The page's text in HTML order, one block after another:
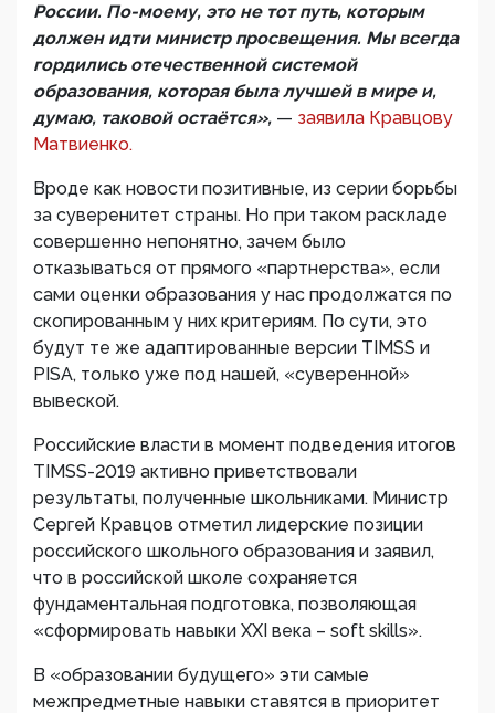
России. По-моему, это не тот путь, которым
должен идти министр просвещения. Мы всегда
гордились отечественной системой
образования, которая была лучшей в мире и,
думаю, таковой остаётся», — заявила Кравцову
Матвиенко.
Вроде как новости позитивные, из серии борьбы
за суверенитет страны. Но при таком раскладе
совершенно непонятно, зачем было
отказываться от прямого «партнерства», если
сами оценки образования у нас продолжатся по
скопированным у них критериям. По сути, это
будут те же адаптированные версии TIMSS и
PISA, только уже под нашей, «суверенной»
вывеской.
Российские власти в момент подведения итогов
TIMSS-2019 активно приветствовали
результаты, полученные школьниками. Министр
Сергей Кравцов отметил лидерские позиции
российского школьного образования и заявил,
что в российской школе сохраняется
фундаментальная подготовка, позволяющая
«сформировать навыки XXI века – soft skills».
В «образовании будущего» эти самые
межпредметные навыки ставятся в приоритет